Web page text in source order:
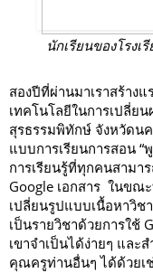
นักเรียนของโรง
สองปีที่ผ่านมาเราสร้าง
เทคโนโลยีในการเปลี่ย
สุรธรรมพิทักษ์ จังหวัดน
แบบการเรียนการสอน
การเรียนรู้ที่ทุกคนสามา
Google เอกสาร  ในขณ
เปลี่ยนรูปแบบเนื้อหาวิช
เป็นรายวิชาด้วยการใช้
เขาจำเป็นได้ง่ายๆ แล
คุณครูท่านอื่นๆ ได้ด้วยเ